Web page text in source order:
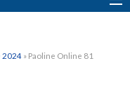
2024 » Paoline Online 81